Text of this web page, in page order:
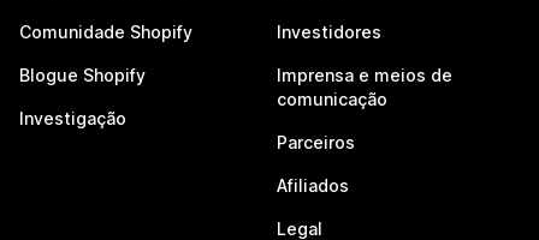
Comunidade Shopify
Blogue Shopify
Investigação
Investidores
Imprensa e meios de
comunicação
Parceiros
Afiliados
Legal